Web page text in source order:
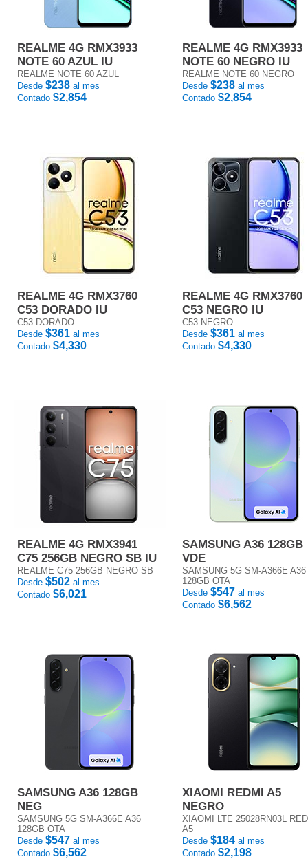
REALME 4G RMX3933
NOTE 60 AZUL IU
REALME NOTE 60 AZUL
Desde $238 al mes
Contado $2,854
REALME 4G RMX3933
NOTE 60 NEGRO IU
REALME NOTE 60 NEGRO
Desde $238 al mes
Contado $2,854
REALME 4G RMX3760
C53 DORADO IU
C53 DORADO
Desde $361 al mes
Contado $4,330
REALME 4G RMX3760
C53 NEGRO IU
C53 NEGRO
Desde $361 al mes
Contado $4,330
REALME 4G RMX3941
C75 256GB NEGRO SB IU
REALME C75 256GB NEGRO SB
Desde $502 al mes
Contado $6,021
SAMSUNG A36 128GB
VDE
SAMSUNG 5G SM-A366E A36
128GB OTA
Desde $547 al mes
Contado $6,562
SAMSUNG A36 128GB
NEG
SAMSUNG 5G SM-A366E A36
128GB OTA
Desde $547 al mes
Contado $6,562
XIAOMI REDMI A5
NEGRO
XIAOMI LTE 25028RN03L
A5
Desde $184 al mes
Contado $2,198